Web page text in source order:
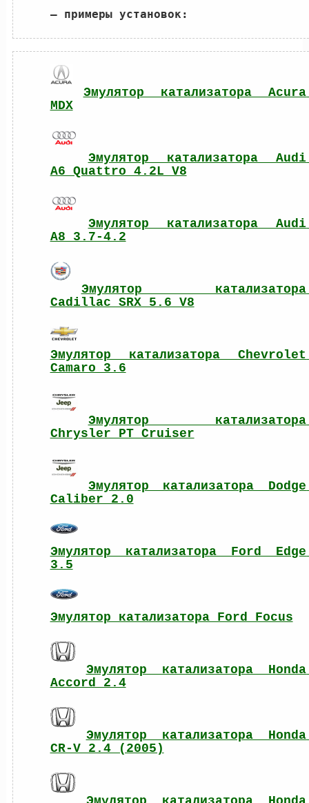
– примеры установок:
Эмулятор катализатора Acura
MDX
Эмулятор катализатора Audi
A6 Quattro 4.2L V8
Эмулятор катализатора Audi
A8 3.7-4.2
Эмулятор катализатора
Cadillac SRX 5.6 V8
Эмулятор катализатора Chevrolet
Camaro 3.6
Эмулятор катализатора
Chrysler PT Cruiser
Эмулятор катализатора Dodge
Caliber 2.0
Эмулятор катализатора Ford Edge
3.5
Эмулятор катализатора Ford Focus
Эмулятор катализатора Honda
Accord 2.4
Эмулятор катализатора Honda
CR-V 2.4 (2005)